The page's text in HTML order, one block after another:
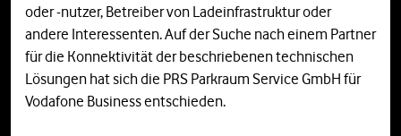
oder -nutzer, Betreiber von Ladeinfrastruktur oder
andere Interessenten. Auf der Suche nach einem Partner
für die Konnektivität der beschriebenen technischen
Lösungen hat sich die PRS Parkraum Service GmbH für
Vodafone Business entschieden.